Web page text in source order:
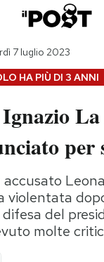
Auto
Moda
Ok
HA PIÙ DI 3 ANNI
7 luglio 2023
La
per
violentata
del
molte